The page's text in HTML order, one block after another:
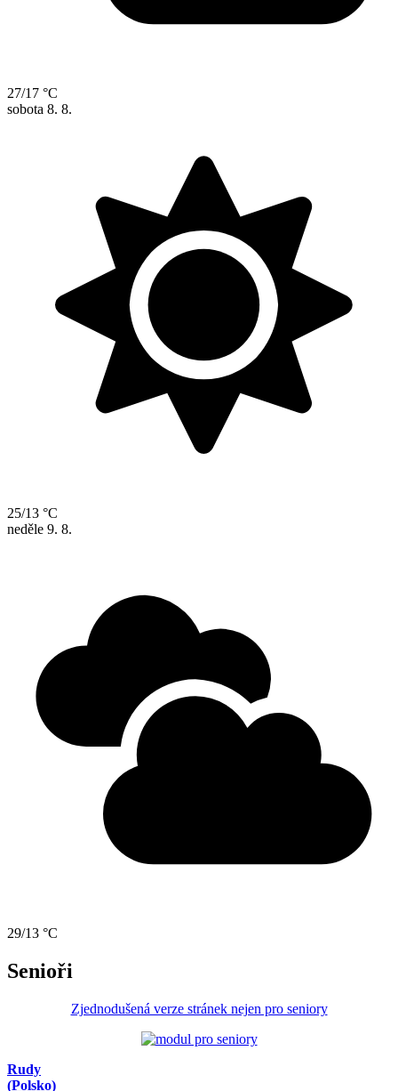
27/17 °C
sobota 8. 8.
25/13 °C
neděle 9. 8.
29/13 °C
Senioři
Zjednodušená verze stránek nejen pro seniory
Rudy
(Polsko)